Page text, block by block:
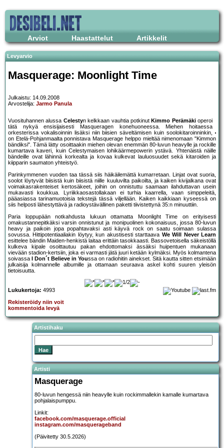
Arviot Haastattelut Artikkelit
Levyarvio
Masquerage: Moonlight Time
Julkaistu: 14.09.2008
Arvostelija: Jarmo Panula
Vuosituhannen alussa Celestyn kelkkaan vauhtia potkinut Kimmo Perämäkioperoi
tätä nykyä ensisijaisesti Masqueragen konehuoneessa. Miehen hoitaessa
orkesterissa vokalisoinnin lisäksi niin biisien säveltämisen kuin soolokitaroinninkin,
on Etelä-Pohjanmaalta ponnistava Masquerage helppo mieltää nimenomaan "Kimmon
bändiksi". Tämä lätty osoittaakin miehen olevan enemmän 80-luvun heavylle ja rockille
kumartava kaveri, kuin Celestymaisen lohikäärmepowerin ystävä. Yhtenäistä näille
bändeille ovat lähinnä korkealta ja kovaa kulkevat lauluosuudet sekä kitaroiden ja
kiipparin saumaton yhteistyö.
Parinkymmenen vuoden taa tässä siis häikäilemättä kumarretaan. Linjat ovat suoria,
soolot löytyvät biisistä kuin biisistä niille kuuluvilta paikoilta, ja kaiken kivijalkana ovat
voimakasrakenteiset kertosäkeet, joihin on onnistuttu saamaan ilahduttavan usein
mukavasti koukkua. Lyriikkaosastollakaan ei turhia kaarrella, vaan simppeleitä,
pääasiassa tarinamuotoisia tekstejä tässä viljellään. Kaiken kaikkiaan kyseessä on
siis helposti lähestyttävä ja radioystävällinen paketti tiivistettynä 35:n minuuttiin.
Paria loppupään notkahdusta lukuun ottamatta Moonlight Time on erityisesti
omakustannepitkäksi varsin onnistunut ja monipuolinen kokonaisuus, jossa 80-luvun
heavy ja paikoin jopa popahtavaksi asti käyvä rock on saatu soimaan sulassa
sovussa. Hittipotentiaaliakin löytyy, kun akustisesti starttaava We Will Never Learn
esittelee bändin Maiden-henkistä laitaa erittäin tasokkaasti. Bassovetoisella säkeistöllä
kulkeva kipale osoittautuu pakan ehdottomaksi ässäksi huipentuen mukanaan
vievään stadion-kertsiin, joka ei varmasti jätä juuri ketään kylmäksi. Myös kolmantena
soivassa
I Don´t Believe in Youssa on radiohitin ainekset. Sitä kautta sitten etsimään
julkaisija kolmannelle albumille ja ottamaan seuraava askel kohti suuren yleisön
tietoisuutta.
Lukukertoja: 4993
Rekisteröidy niin voit
kommentoida levyä
Artistihaku
Artisti
Masquerage
80-luvun hengessä niin heavylle kuin rockimmallekin kamalle kumartava
pohjalaispumppu.
Linkit:
facebook.com/masquerage.official
instagram.com/masquerageband
(Päivitetty 30.5.2026)